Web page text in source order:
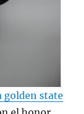
golden state